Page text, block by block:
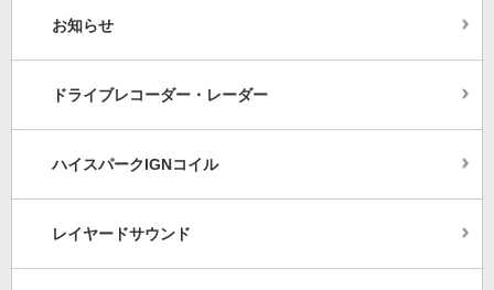
お知らせ
ドライブレコーダー・レーダー
ハイスパークIGNコイル
レイヤードサウンド